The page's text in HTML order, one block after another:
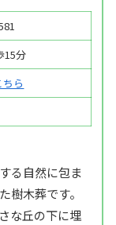
15分
ら
る自然に包ま
樹木葬です。
な丘の下に埋